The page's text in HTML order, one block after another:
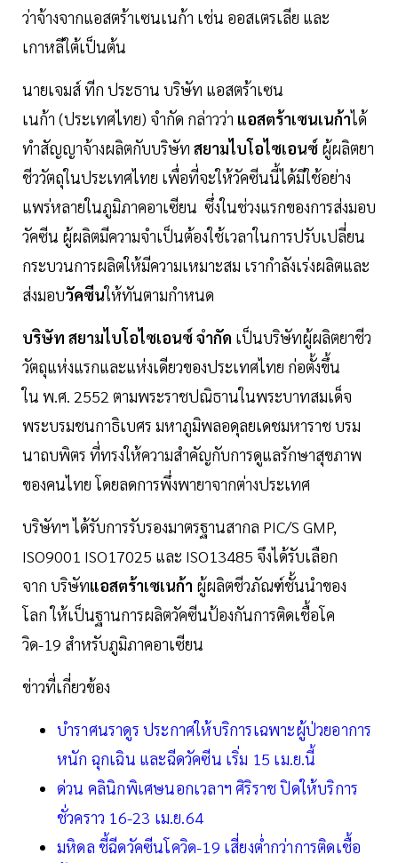
ว่าจ้างจากแอสตร้าเซนเนก้า เช่น ออสเตรเลีย และ
เกาหลีใต้เป็นต้น
นายเจมส์ ทีก ประธาน บริษัท แอสตร้าเซน
เนก้า (ประเทศไทย) จำกัด กล่าวว่า แอสตร้าเซนเนก้าได้
ทำสัญญาจ้างผลิตกับบริษัท สยามไบโอไซเอนซ์ ผู้ผลิตยา
ชีววัตถุในประเทศไทย เพื่อที่จะให้วัคซีนนี้ได้มีใช้อย่าง
แพร่หลายในภูมิภาคอาเซียน ซึ่งในช่วงแรกของการส่งมอบ
วัคซีน ผู้ผลิตมีความจำเป็นต้องใช้เวลาในการปรับเปลี่ยน
กระบวนการผลิตให้มีความเหมาะสม เรากำลังเร่งผลิตและ
ส่งมอบวัคซีนให้ทันตามกำหนด
บริษัท สยามไบโอไซเอนซ์ จำกัด เป็นบริษัทผู้ผลิตยาชีว
วัตถุแห่งแรกและแห่งเดียวของประเทศไทย ก่อตั้งขึ้น
ใน พ.ศ. 2552 ตามพระราชปณิธานในพระบาทสมเด็จ
พระบรมชนกาธิเบศร มหาภูมิพลอดุลยเดชมหาราช บรม
นาถบพิตร ที่ทรงให้ความสำคัญกับการดูแลรักษาสุขภาพ
ของคนไทย โดยลดการพึ่งพายาจากต่างประเทศ
บริษัทฯ ได้รับการรับรองมาตรฐานสากล PIC/S GMP,
ISO9001 ISO17025 และ ISO13485 จึงได้รับเลือก
จาก บริษัทแอสตร้าเซเนก้า ผู้ผลิตชีวภัณฑ์ชั้นนำของ
โลก ให้เป็นฐานการผลิตวัคซีนป้องกันการติดเชื้อโค
วิด-19 สำหรับภูมิภาคอาเซียน
ข่าวที่เกี่ยวข้อง
บำราศนราดูร ประกาศให้บริการเฉพาะผู้ป่วยอาการ
หนัก ฉุกเฉิน และฉีดวัคซีน เริ่ม 15 เม.ย.นี้
ด่วน คลินิกพิเศษนอกเวลาฯ ศิริราช ปิดให้บริการ
ชั่วคราว 16-23 เม.ย.64
มหิดล ชี้ฉีดวัคซีนโควิด-19 เสี่ยงต่ำกว่าการติดเชื้อ